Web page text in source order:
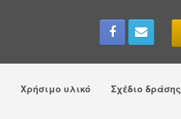
Χρήσιμο υλικό Σχέδιο δράσης